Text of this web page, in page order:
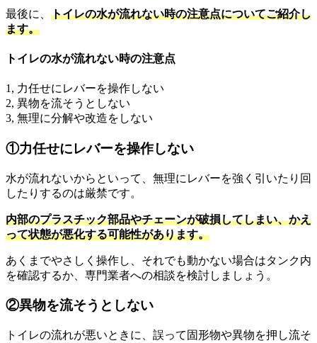
最後に、 トイレの水が流れない時の注意点についてご紹介し
ます。
トイレの水が流れない時の注意点
1, 力任せにレバーを操作しない
2, 異物を流そうとしない
3, 無理に分解や改造をしない
①力任せにレバーを操作しない
水が流れないからといって、無理にレバーを強く引いたり回
したりするのは厳禁です。
内部のプラスチック部品やチェーンが破損してしまい、かえ
って状態が悪化する可能性があります。
あくまでやさしく操作し、それでも動かない場合はタンク内
を確認するか、専門業者への相談を検討しましょう。
②異物を流そうとしない
トイレの流れが悪いときに、誤って固形物や異物を押し流そ